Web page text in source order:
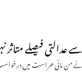
فیصلے متاثر
من مانی حراست میں